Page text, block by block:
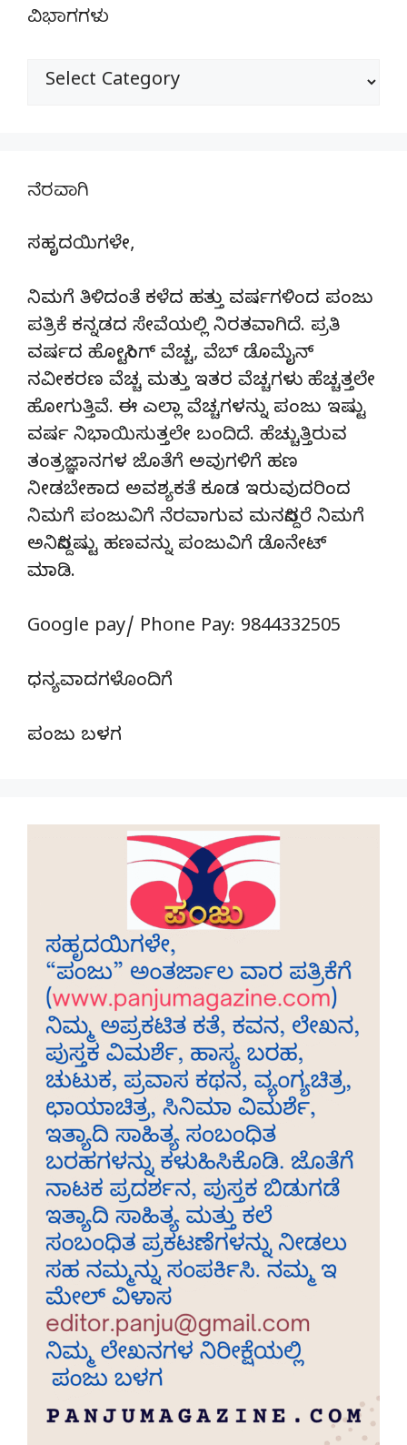
ವಿಭಾಗಗಳು
ವಿಭಾಗಗಳು
ನೆರವಾಗಿ
ಸಹೃದಯಿಗಳೇ,
ನಿಮಗೆ ತಿಳಿದಂತೆ ಕಳೆದ ಹತ್ತು ವರ್ಷಗಳಿಂದ ಪಂಜು
ಪತ್ರಿಕೆ ಕನ್ನಡದ ಸೇವೆಯಲ್ಲಿ ನಿರತವಾಗಿದೆ. ಪ್ರತಿ
ವರ್ಷದ ಹೋಸ್ಟಿಂಗ್‌ ವೆಚ್ಚ, ವೆಬ್‌ ಡೊಮೈನ್‌
ನವೀಕರಣ ವೆಚ್ಚ ಮತ್ತು ಇತರ ವೆಚ್ಚಗಳು ಹೆಚ್ಚತ್ತಲೇ
ಹೋಗುತ್ತಿವೆ. ಈ ಎಲ್ಲಾ ವೆಚ್ಚಗಳನ್ನು ಪಂಜು ಇಷ್ಟು
ವರ್ಷ ನಿಭಾಯಿಸುತ್ತಲೇ ಬಂದಿದೆ. ಹೆಚ್ಚುತ್ತಿರುವ
ತಂತ್ರಜ್ಞಾನಗಳ ಜೊತೆಗೆ ಅವುಗಳಿಗೆ ಹಣ
ನೀಡಬೇಕಾದ ಅವಶ್ಯಕತೆ ಕೂಡ ಇರುವುದರಿಂದ
ನಿಮಗೆ ಪಂಜುವಿಗೆ ನೆರವಾಗುವ ಮನಸಿದ್ದರೆ ನಿಮಗೆ
ಅನಿಸಿದ್ದಷ್ಟು ಹಣವನ್ನು ಪಂಜುವಿಗೆ ಡೊನೇಟ್‌
ಮಾಡಿ.
Google pay/ Phone Pay: 9844332505
ಧನ್ಯವಾದಗಳೊಂದಿಗೆ
ಪಂಜು ಬಳಗ